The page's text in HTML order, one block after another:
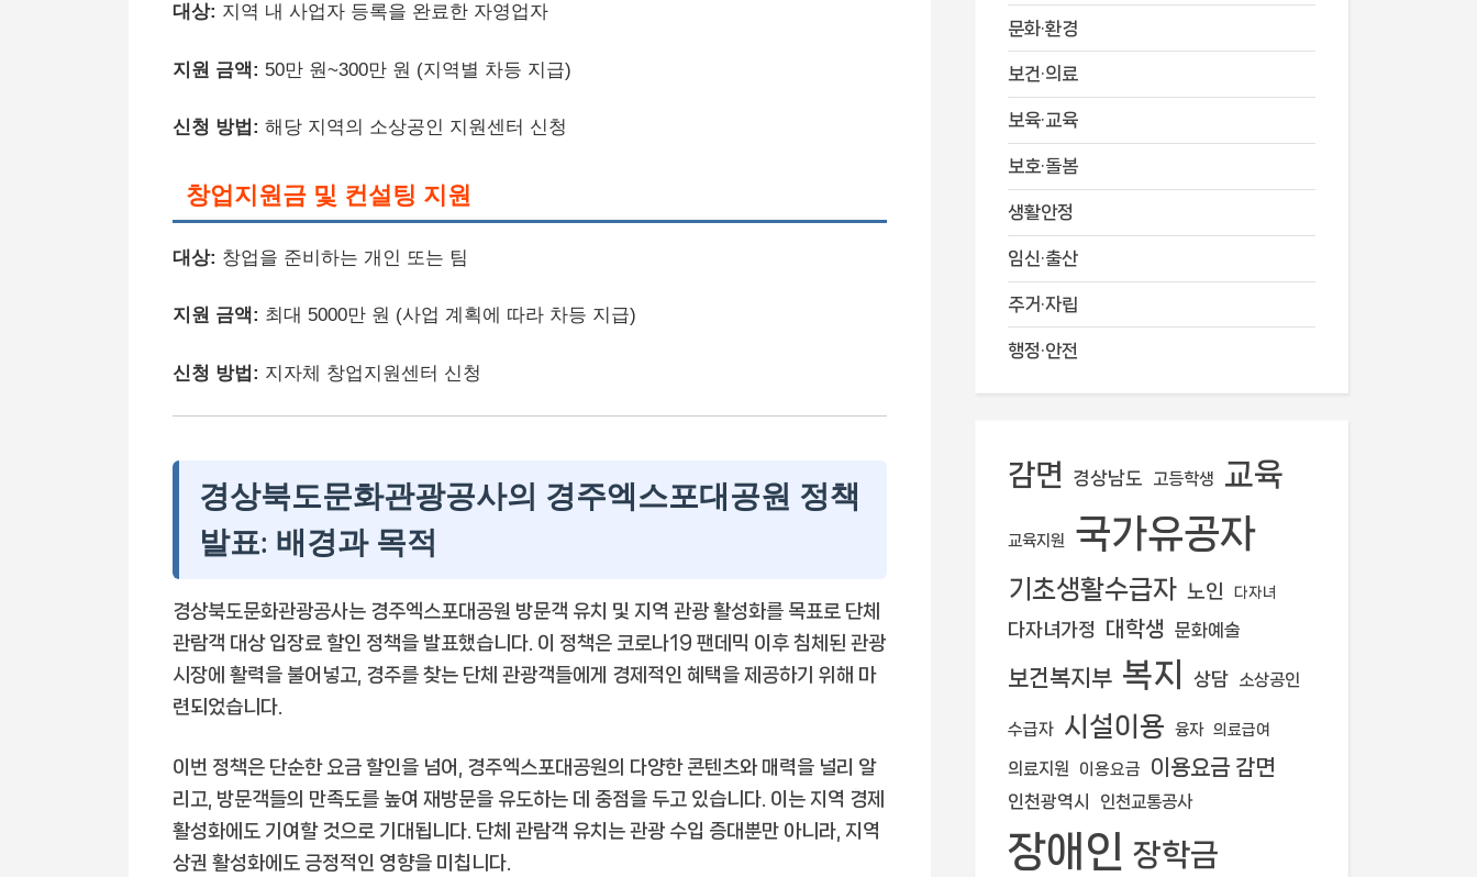
대상: 지역 내 사업자 등록을 완료한 자영업자
지원 금액: 50만 원~300만 원 (지역별 차등 지급)
신청 방법: 해당 지역의 소상공인 지원센터 신청
창업지원금 및 컨설팅 지원
대상: 창업을 준비하는 개인 또는 팀
지원 금액: 최대 5000만 원 (사업 계획에 따라 차등 지급)
신청 방법: 지자체 창업지원센터 신청
경상북도문화관광공사의 경주엑스포대공원 정책
발표: 배경과 목적
경상북도문화관광공사는 경주엑스포대공원 방문객 유치 및 지역 관광 활성화를 목표로 단체
관람객 대상 입장료 할인 정책을 발표했습니다. 이 정책은 코로나19 팬데믹 이후 침체된 관광
시장에 활력을 불어넣고, 경주를 찾는 단체 관광객들에게 경제적인 혜택을 제공하기 위해 마
련되었습니다.
이번 정책은 단순한 요금 할인을 넘어, 경주엑스포대공원의 다양한 콘텐츠와 매력을 널리 알
리고, 방문객들의 만족도를 높여 재방문을 유도하는 데 중점을 두고 있습니다. 이는 지역 경제
활성화에도 기여할 것으로 기대됩니다. 단체 관람객 유치는 관광 수입 증대뿐만 아니라, 지역
상권 활성화에도 긍정적인 영향을 미칩니다.
문화·환경
보건·의료
보육·교육
보호·돌봄
생활안정
임신·출산
주거·자립
행정·안전
감면 경상남도 고등학생 교육
교육지원 국가유공자
기초생활수급자 노인 다자녀
다자녀가정 대학생 문화예술
보건복지부 복지 상담 소상공인
수급자 시설이용 융자 의료급여
의료지원 이용요금 이용요금 감면
인천광역시 인천교통공사
장애인 장학금